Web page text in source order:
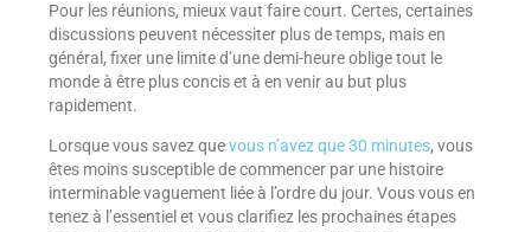
Pour les réunions, mieux vaut faire court. Certes, certaines
discussions peuvent nécessiter plus de temps, mais en
général, fixer une limite d’une demi-heure oblige tout le
monde à être plus concis et à en venir au but plus
rapidement.
Lorsque vous savez quevous n’avez que 30 minutes, vous
êtes moins susceptible de commencer par une histoire
interminable vaguement liée à l’ordre du jour. Vous vous en
tenez à l’essentiel et vous clarifiez les prochaines étapes